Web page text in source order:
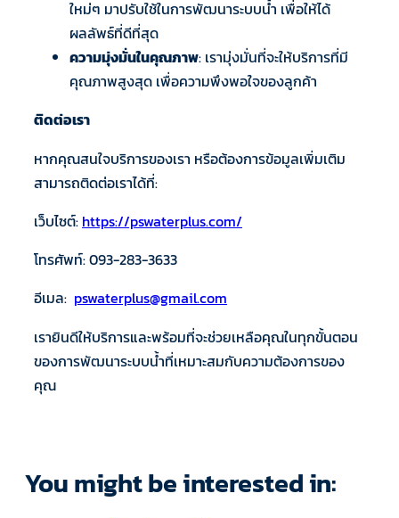
ใหม่ๆ มาปรับใช้ในการพัฒนาระบบน้ำ เพื่อให้ได้
ผลลัพธ์ที่ดีที่สุด
ความมุ่งมั่นในคุณภาพ: เรามุ่งมั่นที่จะให้บริการที่มี
คุณภาพสูงสุด เพื่อความพึงพอใจของลูกค้า
ติดต่อเรา
หากคุณสนใจบริการของเรา หรือต้องการข้อมูลเพิ่มเติม
สามารถติดต่อเราได้ที่:
เว็บไซต์: https://pswaterplus.com/
โทรศัพท์: 093-283-3633​
อีเมล: pswaterplus@gmail.com
เรายินดีให้บริการและพร้อมที่จะช่วยเหลือคุณในทุกขั้นตอน
ของการพัฒนาระบบน้ำที่เหมาะสมกับความต้องการของ
คุณ
You might be interested in: